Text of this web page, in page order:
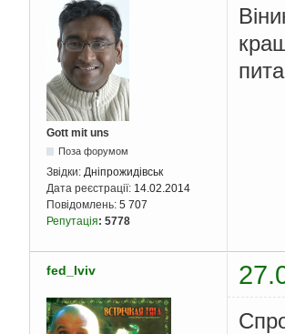
Gott mit uns
Поза форумом
Звідки: Дніпрожидівськ
Дата реєстрації: 14.02.2014
Повідомлень: 5 707
Репутація: 5778
fed_lviv